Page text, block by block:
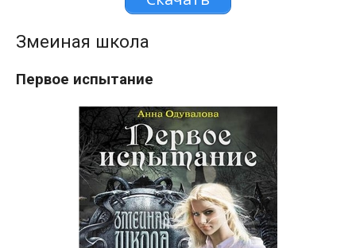
Змеиная школа
Первое испытание